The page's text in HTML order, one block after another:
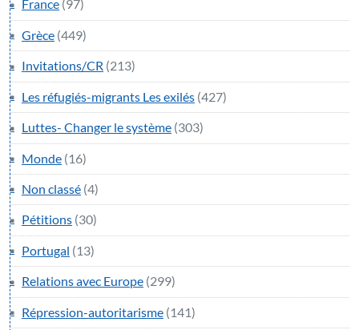
France (97)
Grèce (449)
Invitations/CR (213)
Les réfugiés-migrants Les exilés (427)
Luttes- Changer le système (303)
Monde (16)
Non classé (4)
Pétitions (30)
Portugal (13)
Relations avec Europe (299)
Répression-autoritarisme (141)